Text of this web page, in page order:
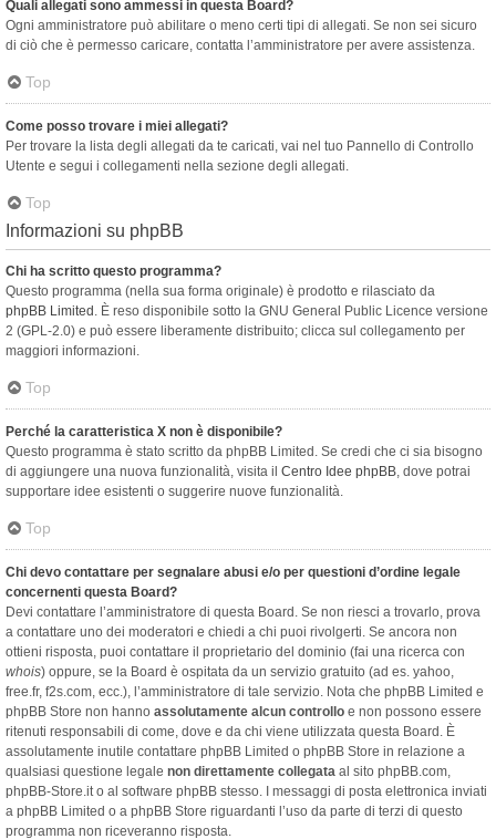
Quali allegati sono ammessi in questa Board?
Ogni amministratore può abilitare o meno certi tipi di allegati. Se non sei sicuro
di ciò che è permesso caricare, contatta l’amministratore per avere assistenza.
Top
Come posso trovare i miei allegati?
Per trovare la lista degli allegati da te caricati, vai nel tuo Pannello di Controllo
Utente e segui i collegamenti nella sezione degli allegati.
Top
Informazioni su phpBB
Chi ha scritto questo programma?
Questo programma (nella sua forma originale) è prodotto e rilasciato da
phpBB Limited . È reso disponibile sotto la GNU General Public Licence versione
2 (GPL-2.0) e può essere liberamente distribuito; clicca sul collegamento per
maggiori informazioni.
Top
Perché la caratteristica X non è disponibile?
Questo programma è stato scritto da phpBB Limited. Se credi che ci sia bisogno
di aggiungere una nuova funzionalità, visita il Centro Idee phpBB, dove potrai
supportare idee esistenti o suggerire nuove funzionalità.
Top
Chi devo contattare per segnalare abusi e/o per questioni d’ordine legale
concernenti questa Board?
Devi contattare l’amministratore di questa Board. Se non riesci a trovarlo, prova
a contattare uno dei moderatori e chiedi a chi puoi rivolgerti. Se ancora non
ottieni risposta, puoi contattare il proprietario del dominio (fai una ricerca con
whois) oppure, se la Board è ospitata da un servizio gratuito (ad es. yahoo,
free.fr, f2s.com, ecc.), l’amministratore di tale servizio. Nota che phpBB Limited e
phpBB Store non hanno assolutamente alcun controllo e non possono essere
ritenuti responsabili di come, dove e da chi viene utilizzata questa Board. È
assolutamente inutile contattare phpBB Limited o phpBB Store in relazione a
qualsiasi questione legale non direttamente collegata al sito phpBB.com,
phpBB-Store.it o al software phpBB stesso. I messaggi di posta elettronica inviati
a phpBB Limited o a phpBB Store riguardanti l’uso da parte di terzi di questo
programma non riceveranno risposta.